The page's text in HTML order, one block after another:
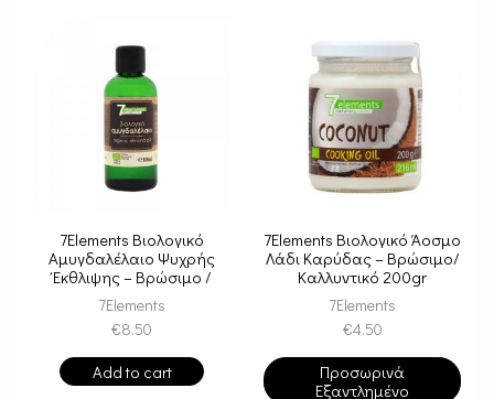
7Elements Βιολογικό
Αμυγδαλέλαιο Ψυχρής
Έκθλιψης – Βρώσιμο /
Καλλυντικό
7Elements
€8.50
Add to cart
7Elements Βιολογικό Άοσμο
Λάδι Καρύδας – Βρώσιμο/
Καλλυντικό 200gr
7Elements
€4.50
Προσωρινά
Εξαντλημένο